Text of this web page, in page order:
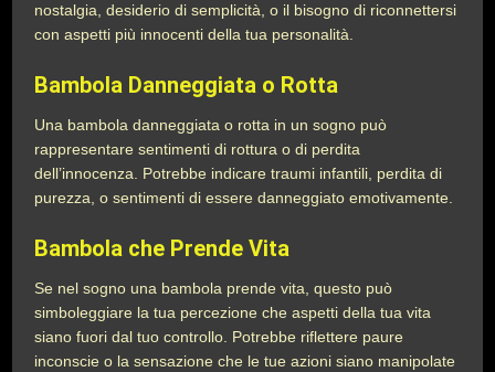
nostalgia, desiderio di semplicità, o il bisogno di riconnettersi
con aspetti più innocenti della tua personalità.
Bambola Danneggiata o Rotta
Una bambola danneggiata o rotta in un sogno può
rappresentare sentimenti di rottura o di perdita
dell’innocenza. Potrebbe indicare traumi infantili, perdita di
purezza, o sentimenti di essere danneggiato emotivamente.
Bambola che Prende Vita
Se nel sogno una bambola prende vita, questo può
simboleggiare la tua percezione che aspetti della tua vita
siano fuori dal tuo controllo. Potrebbe riflettere paure
inconscie o la sensazione che le tue azioni siano manipolate